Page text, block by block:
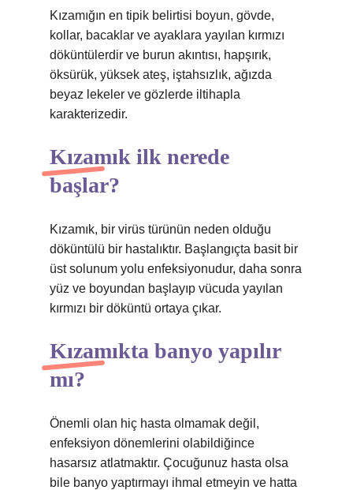
Kızamığın en tipik belirtisi boyun, gövde,
kollar, bacaklar ve ayaklara yayılan kırmızı
döküntülerdir ve burun akıntısı, hapşırık,
öksürük, yüksek ateş, iştahsızlık, ağızda
beyaz lekeler ve gözlerde iltihapla
karakterizedir.
Kızamık ilk nerede
başlar?
Kızamık, bir virüs türünün neden olduğu
döküntülü bir hastalıktır. Başlangıçta basit bir
üst solunum yolu enfeksiyonudur, daha sonra
yüz ve boyundan başlayıp vücuda yayılan
kırmızı bir döküntü ortaya çıkar.
Kızamıkta banyo yapılır
mı?
Önemli olan hiç hasta olmamak değil,
enfeksiyon dönemlerini olabildiğince
hasarsız atlatmaktır. Çocuğunuz hasta olsa
bile banyo yaptırmayı ihmal etmeyin ve hatta